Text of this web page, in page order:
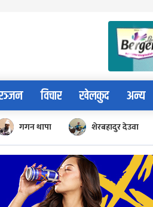
विचार खेलकुद अन्य
गगन थापा शेरबहादुर देउवा